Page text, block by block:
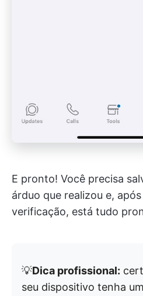
E pronto! Você precisa
árduo que realizou e,
verificação, está tudo
💡Dica profissional:
seu dispositivo tenha